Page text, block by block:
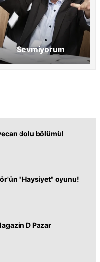
Sevmiyorum
dolu bölümü!
"Haysiyet" oyunu!
D Pazar